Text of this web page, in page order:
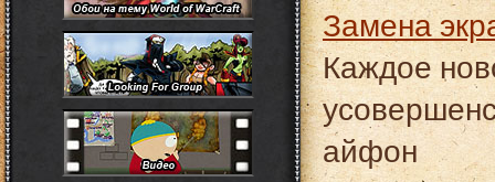
Замена
Каждое
айфон